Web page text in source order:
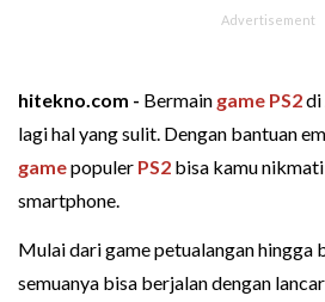
hitekno.com - Bermain game PS2di
lagi hal yang sulit. Dengan bantuan
gamepopuler PS2 bisa kamu
smartphone.
Mulai dari game petualangan hingga
semuanya bisa berjalan dengan